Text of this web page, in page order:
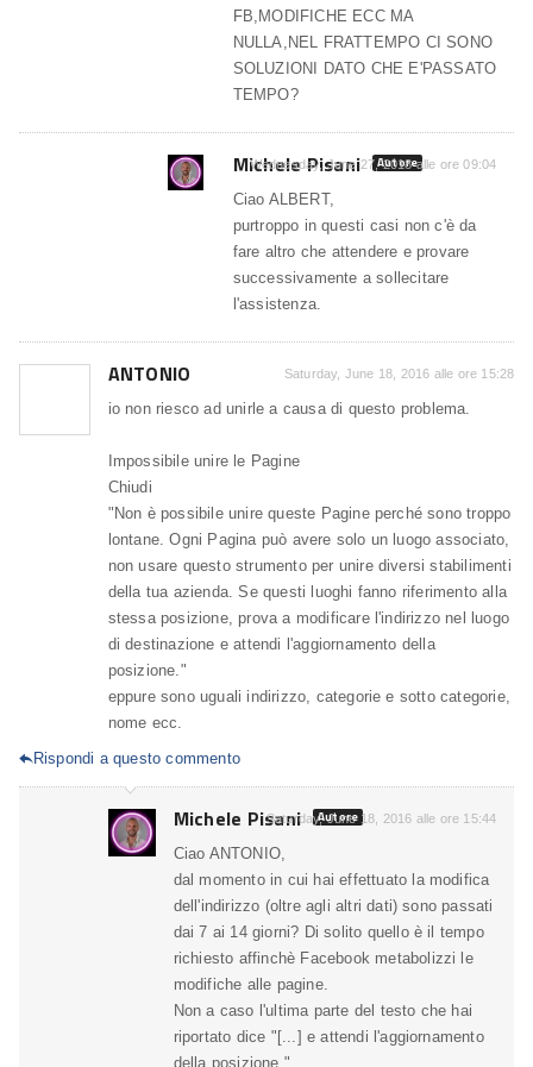
FB,MODIFICHE ECC MA
NULLA,NEL FRATTEMPO CI SONO
SOLUZIONI DATO CHE E'PASSATO
TEMPO?
Michele Pisani Autore
Wednesday, June 27, 2018 alle ore 09:04
Ciao ALBERT,
purtroppo in questi casi non c'è da
fare altro che attendere e provare
successivamente a sollecitare
l'assistenza.
ANTONIO Saturday, June 18, 2016 alle ore 15:28
io non riesco ad unirle a causa di questo problema.
Impossibile unire le Pagine
Chiudi
"Non è possibile unire queste Pagine perché sono troppo
lontane. Ogni Pagina può avere solo un luogo associato,
non usare questo strumento per unire diversi stabilimenti
della tua azienda. Se questi luoghi fanno riferimento alla
stessa posizione, prova a modificare l'indirizzo nel luogo
di destinazione e attendi l'aggiornamento della
posizione."
eppure sono uguali indirizzo, categorie e sotto categorie,
nome ecc.
Rispondi a questo commento
Michele Pisani Autore
Saturday, June 18, 2016 alle ore 15:44
Ciao ANTONIO,
dal momento in cui hai effettuato la modifica
dell'indirizzo (oltre agli altri dati) sono passati
dai 7 ai 14 giorni? Di solito quello è il tempo
richiesto affinchè Facebook metabolizzi le
modifiche alle pagine.
Non a caso l'ultima parte del testo che hai
riportato dice "[...] e attendi l'aggiornamento
della posizione.".